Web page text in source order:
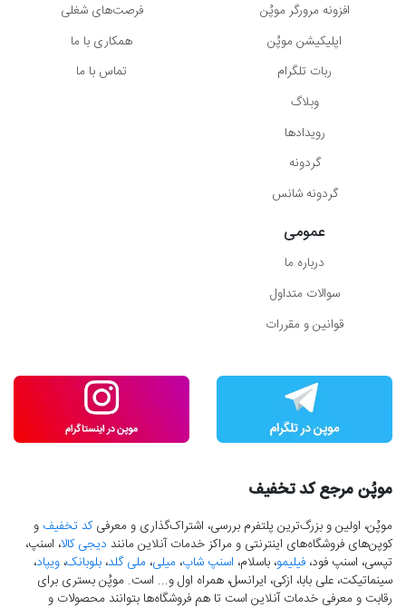
افزونه مرورگر موپُن
اپلیکیشن موپُن
ربات تلگرام
وبلاگ
رویدادها
گردونه
گردونه شانس
فرصت‌های شغلی
همکاری با ما
تماس با ما
عمومی
درباره ما
سوالات متداول
قوانین و مقررات
موپُن مرجع کد تخفیف
موپُن، اولین و بزرگ‌ترین پلتفرم بررسی، اشتراک‌گذاری و معرفیکد تخفیف و
کوپن‌های فروشگاه‌های اینترنتی و مراکز خدمات آنلاین مانند دیجی کالا، اسنپ،
تپسی، اسنپ فود، فیلیمو، باسلام، اسنپ شاپ، میلی، ملی گلد، بلوبانک، ویپاد،
سینماتیکت، علی بابا، ازکی، ایرانسل، همراه اول و... است. موپُن بستری برای
رقابت و معرفی خدمات آنلاین است تا هم فروشگاه‌ها بتوانند محصولات و